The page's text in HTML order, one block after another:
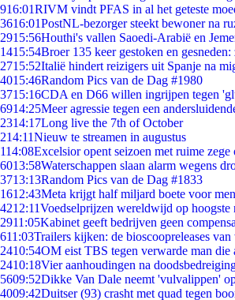
916:01RIVM vindt PFAS in al het geteste
3616:01PostNL-bezorger steekt bewoner na
2915:56Houthi's vallen Saoedi-Arabië en
1415:54Broer 135 keer gestoken en
2715:52Italië hindert reizigers uit Spanje na
4015:46Random Pics van de Dag #1980
3715:16CDA en D66 willen ingrijpen tegen
6914:25Meer agressie tegen een
2314:17Long live the 7th of October
214:11Nieuw te streamen in augustus
114:08Excelsior opent seizoen met ruime
6013:58Waterschappen slaan alarm wegens
3713:13Random Pics van de Dag #1833
1612:43Meta krijgt half miljard boete voor
4212:11Voedselprijzen wereldwijd op
2911:05Kabinet geeft bedrijven geen
611:03Trailers kijken: de bioscoopreleases van
2410:54OM eist TBS tegen verwarde man die
2410:18Vier aanhoudingen na
5609:52Dikke Van Dale neemt 'vulvalippen'
4009:42Duitser (93) crasht met quad tegen